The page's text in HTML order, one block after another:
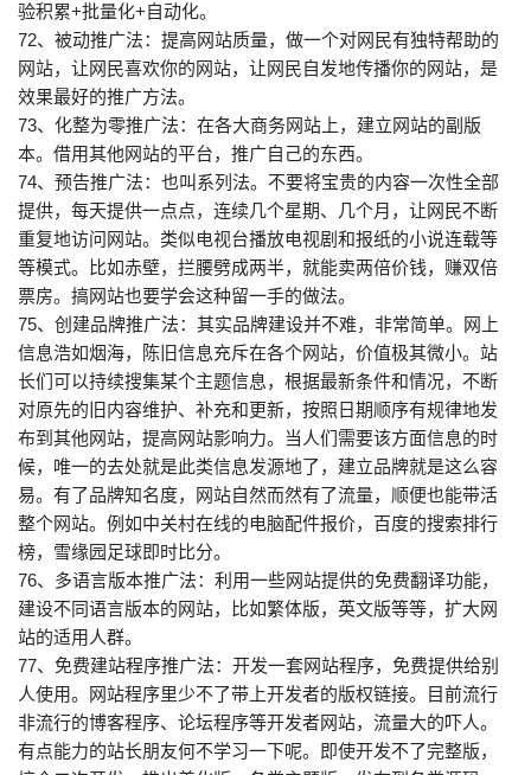
验积累+批量化+自动化。
72、被动推广法：提高网站质量，做一个对网民有独特帮助的
网站，让网民喜欢你的网站，让网民自发地传播你的网站，是
效果最好的推广方法。
73、化整为零推广法：在各大商务网站上，建立网站的副版
本。借用其他网站的平台，推广自己的东西。
74、预告推广法：也叫系列法。不要将宝贵的内容一次性全部
提供，每天提供一点点，连续几个星期、几个月，让网民不断
重复地访问网站。类似电视台播放电视剧和报纸的小说连载等
等模式。比如赤壁，拦腰劈成两半，就能卖两倍价钱，赚双倍
票房。搞网站也要学会这种留一手的做法。
75、创建品牌推广法：其实品牌建设并不难，非常简单。网上
信息浩如烟海，陈旧信息充斥在各个网站，价值极其微小。站
长们可以持续搜集某个主题信息，根据最新条件和情况，不断
对原先的旧内容维护、补充和更新，按照日期顺序有规律地发
布到其他网站，提高网站影响力。当人们需要该方面信息的时
候，唯一的去处就是此类信息发源地了，建立品牌就是这么容
易。有了品牌知名度，网站自然而然有了流量，顺便也能带活
整个网站。例如中关村在线的电脑配件报价，百度的搜索排行
榜，雪缘园足球即时比分。
76、多语言版本推广法：利用一些网站提供的免费翻译功能，
建设不同语言版本的网站，比如繁体版，英文版等等，扩大网
站的适用人群。
77、免费建站程序推广法：开发一套网站程序，免费提供给别
人使用。网站程序里少不了带上开发者的版权链接。目前流行
非流行的博客程序、论坛程序等开发者网站，流量大的吓人。
有点能力的站长朋友何不学习一下呢。即使开发不了完整版，